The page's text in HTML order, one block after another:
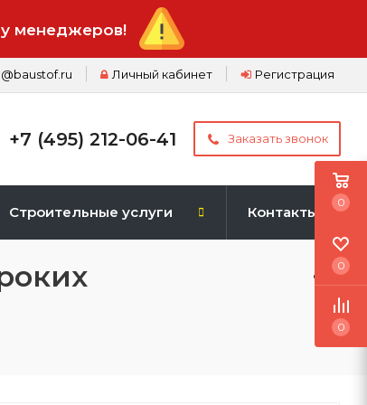
менеджеров!
Регистрация
Личный кабинет
+7 (495) 212-06-41 Заказать звонок
Строительные услуги Контакты
0
0
0